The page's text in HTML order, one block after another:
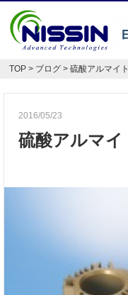
TOP > ブログ > 硫酸アルマイ
2016/05/23
硫酸アルマイ